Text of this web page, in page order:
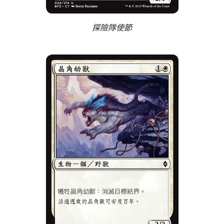
探險隊使節